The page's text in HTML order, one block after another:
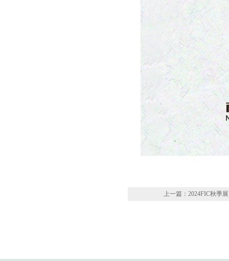
上一篇：2024FIC秋季